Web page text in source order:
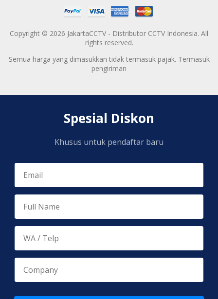
Copyright © 2026 JakartaCCTV - Distributor CCTV Indonesia. All
rights reserved.
Semua harga yang dimasukkan tidak termasuk pajak. Termasuk
pengiriman
Spesial Diskon
Khusus untuk pendaftar baru